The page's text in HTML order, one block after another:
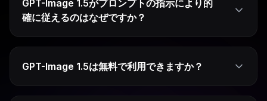
GPT-Image 1.5がプロンプトの指示により的
確に従えるのはなぜですか？
GPT-Image 1.5は無料で利用できますか？